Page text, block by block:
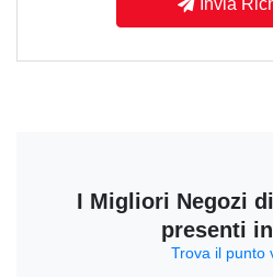
Invia
I Migliori Negozi
presenti
Trova il punto